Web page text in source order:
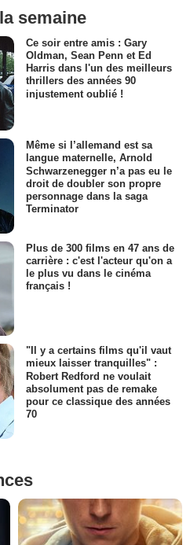
semaine
Ce soir entre amis : Gary
Oldman, Sean Penn et Ed
Harris dans l'un des meilleurs
thrillers des années 90
injustement oublié !
Même si l’allemand est sa
langue maternelle, Arnold
Schwarzenegger n’a pas eu le
droit de doubler son propre
personnage dans la saga
Terminator
Plus de 300 films en 47 ans de
carrière : c'est l'acteur qu'on a
le plus vu dans le cinéma
français !
"Il y a certains films qu'il vaut
mieux laisser tranquilles" :
Robert Redford ne voulait
absolument pas de remake
pour ce classique des années
70